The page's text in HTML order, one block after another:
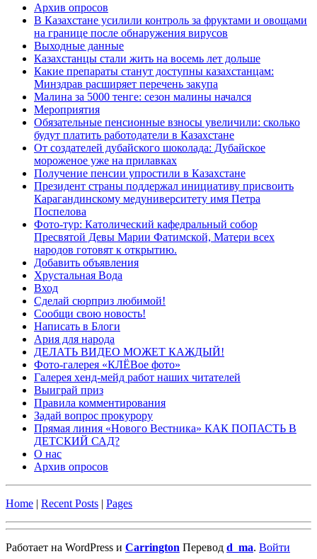
Архив опросов
В Казахстане усилили контроль за фруктами и овощами
на границе после обнаружения вирусов
Выходные данные
Казахстанцы стали жить на восемь лет дольше
Какие препараты станут доступны казахстанцам:
Минздрав расширяет перечень закупа
Малина за 5000 тенге: сезон малины начался
Мероприятия
Обязательные пенсионные взносы увеличили: сколько
будут платить работодатели в Казахстане
От создателей дубайского шоколада: Дубайское
мороженое уже на прилавках
Получение пенсии упростили в Казахстане
Президент страны поддержал инициативу присвоить
Карагандинскому медуниверситету имя Петра
Поспелова
Фото-тур: Католический кафедральный собор
Пресвятой Девы Марии Фатимской, Матери всех
народов готовят к открытию.
Добавить объявления
Хрустальная Вода
Вход
Сделай сюрприз любимой!
Сообщи свою новость!
Написать в Блоги
Ария для народа
ДЕЛАТЬ ВИДЕО МОЖЕТ КАЖДЫЙ!
Фото-галерея «КЛЁВое фото»
Галерея хенд-мейд работ наших читателей
Выиграй приз
Правила комментирования
Задай вопрос прокурору
Прямая линия «Нового Вестника» КАК ПОПАСТЬ В
ДЕТСКИЙ САД?
О нас
Архив опросов
Home | Recent Posts | Pages
Работает на WordPress и Carrington Перевод d_ma. Войти